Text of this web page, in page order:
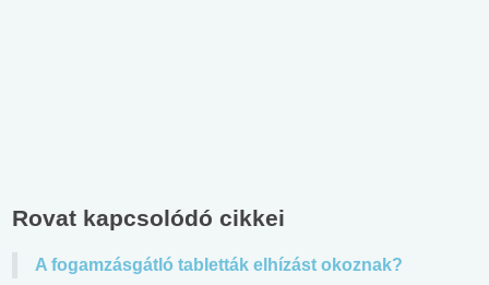
Rovat kapcsolódó cikkei
A fogamzásgátló tabletták elhízást okoznak?